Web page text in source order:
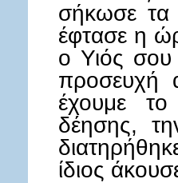
σήκωσε τα
έφτασε η
ο Υιός
προσευχή
έχουμε το
δέησης,
ίδιος